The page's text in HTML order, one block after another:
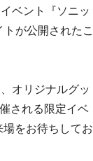
ベント『ソニッ
が公開されたこ
オリジナルグッ
される限定イベ
をお待ちしてお